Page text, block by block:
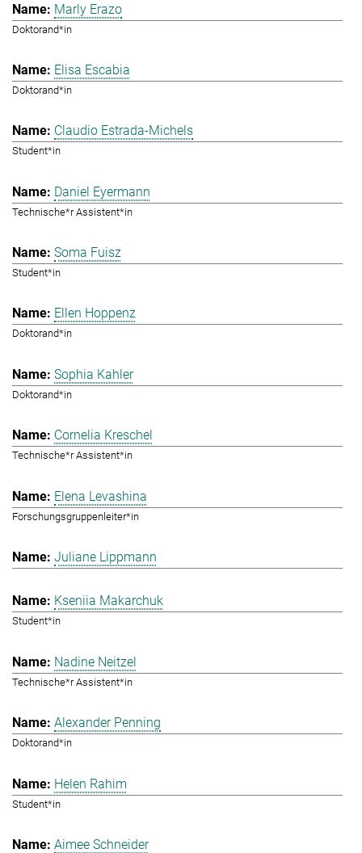
Marly Erazo
Doktorand*in
Elisa Escabia
Doktorand*in
Claudio Estrada-Michels
Student*in
Daniel Eyermann
Technische*r Assistent*in
Soma Fuisz
Student*in
Ellen Hoppenz
Doktorand*in
Sophia Kahler
Doktorand*in
Cornelia Kreschel
Technische*r Assistent*in
Elena Levashina
Forschungsgruppenleiter*in
Juliane Lippmann
Kseniia Makarchuk
Student*in
Nadine Neitzel
Technische*r Assistent*in
Alexander Penning
Doktorand*in
Helen Rahim
Student*in
Aimee Schneider